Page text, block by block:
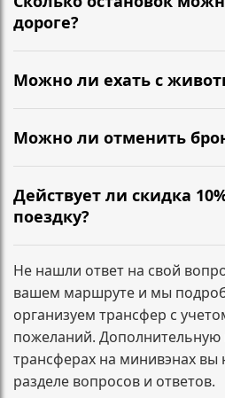
подтверждение, детали
дороге?
Можно сделать короткие
туалет, размяться. Обычно
дополнительным адресам,
бронировании —
Можно ли ехать с
Да, можно. Сообщите
подготовили салон и
Можно ли отменить
Да. Условия зависят от
минивэна. Напишите нам, и
вашему заказу.
Действует ли скидка
поездку?
Да. При бронировании
скидка 10% на обратный
автоматически и
заказа.
Не нашли ответ на свой
вашем маршруте и мы
организуем трансфер с
пожеланий.
трансферах на минивэнах вы
разделе вопросов и ответов.